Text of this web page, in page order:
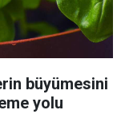
büyümesini
yolu